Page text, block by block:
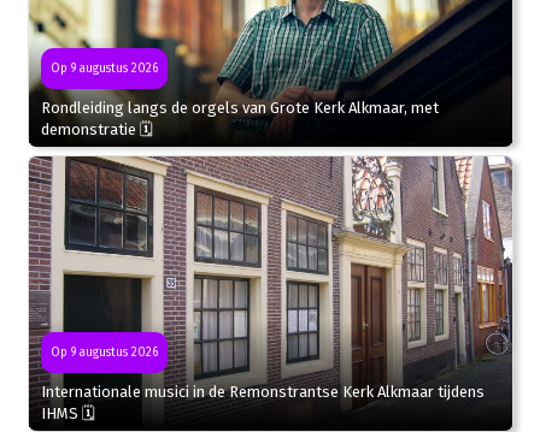
Op 9 augustus 2026
Rondleiding langs de orgels van Grote Kerk Alkmaar, met
demonstratie 🗓
Op 9 augustus 2026
Internationale musici in de Remonstrantse Kerk Alkmaar tijdens
IHMS 🗓